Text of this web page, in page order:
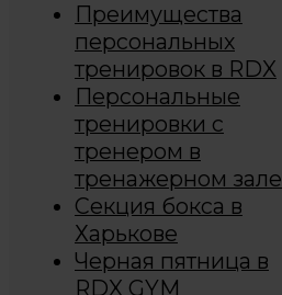
Преимущества
персональных
тренировок в RDX
Персональные
тренировки с
тренером в
тренажерном зале
Секция бокса в
Харькове
Черная пятница в
RDX GYM